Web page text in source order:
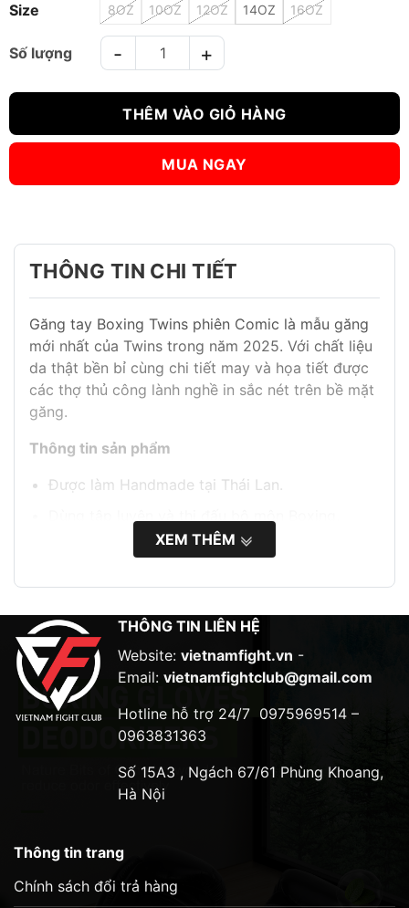
Size 8OZ 10OZ 12OZ 14OZ 16OZ
GĂNG TAY BOXING TWINS FBGVL3-65 CHESS số lượng
THÊM VÀO GIỎ HÀNG
MUA NGAY
THÔNG TIN CHI TIẾT
Găng tay Boxing Twins phiên Comic là mẫu găng
mới nhất của Twins trong năm 2025. Với chất liệu
da thật bền bỉ cùng chi tiết may và họa tiết được
các thợ thủ công lành nghề in sắc nét trên bề mặt
găng.
Thông tin sản phẩm
Được làm Handmade tại Thái Lan.
KickBoxing, Muay Thai.
dài
Thiết kế cổ tay khóa nhám chắc chắn.
Lớp foam dày đeo ôm tay.
Hình ảnh :
XEM THÊM
THÔNG TIN LIÊN HỆ
Website: vietnamfight.vn -
Email: vietnamfightclub@gmail.com
Hotline hỗ trợ 24/7 0975969514 –
0963831363
Số 15A3 , Ngách 67/61 Phùng Khoang,
Hà Nội
Thông tin trang
Chính sách đổi trả hàng